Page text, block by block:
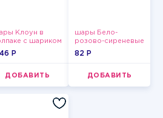
Клоун в
с шариком
P
ДОБАВИТЬ
шары Бело-
розово-сиреневые
пастельные
82 P
ДОБАВИТЬ